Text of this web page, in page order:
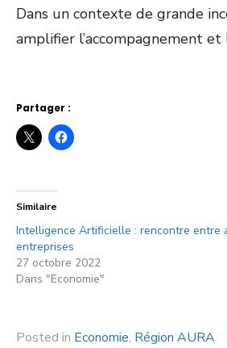
Dans un contexte de grande
amplifier l’accompagnement
Partager :
Similaire
Intelligence Artificielle : rencontre entre
entreprises
27 octobre 2022
Dans "Economie"
Posted in Economie, Région AURA